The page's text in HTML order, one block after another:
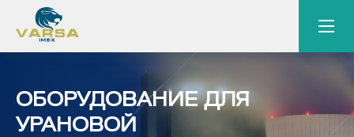
ОБОРУДОВАНИЕ ДЛЯ
УРАНОВОЙ